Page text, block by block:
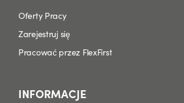
Oferty Pracy
Zarejestruj się
Pracować przez FlexFirst
INFORMACJE